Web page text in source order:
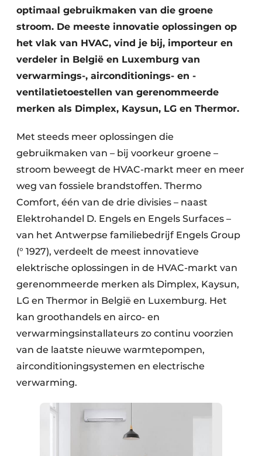
optimaal gebruikmaken van die groene
stroom. De meeste innovatie oplossingen op
het vlak van HVAC, vind je bij, importeur en
verdeler in België en Luxemburg van
verwarmings-, airconditionings- en ­
ventilatietoestellen van gerenommeerde
merken als Dimplex, Kaysun, LG en Thermor.
Met steeds meer oplossingen die
gebruikmaken van – bij voorkeur groene –
stroom beweegt de HVAC-markt meer en meer
weg van fossiele brandstoffen. Thermo
Comfort, één van de drie divisies – naast
Elektrohandel D. Engels en Engels Surfaces –
van het Antwerpse familie­bedrijf Engels Group
(° 1927), verdeelt de meest innovatieve
elektrische oplossingen in de HVAC-markt van
gerenommeerde merken als Dimplex, Kaysun,
LG en Thermor in België en Luxemburg. Het
kan groothandels en airco- en
verwarmingsinstallateurs zo continu voor­zien
van de laatste nieuwe warmtepompen,
airconditioningsystemen en electrische
verwarming.